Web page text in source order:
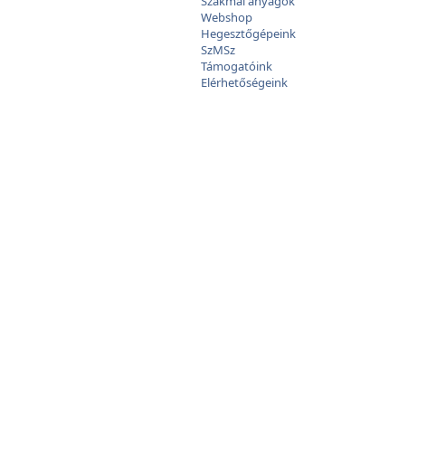
Webshop
Hegesztőgépeink
SzMSz
Támogatóink
Elérhetőségeink